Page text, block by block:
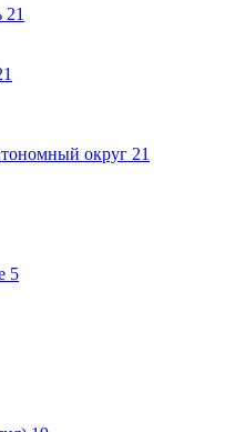
21
округ 21
5